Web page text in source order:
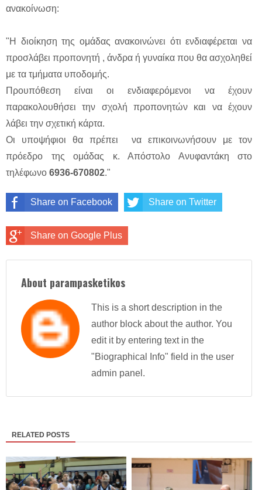
ανακοίνωση:
"Η διοίκηση της ομάδας ανακοινώνει ότι ενδιαφέρεται να
προσλάβει προπονητή , άνδρα ή γυναίκα που θα ασχοληθεί
με τα τμήματα υποδομής.
Προυπόθεση είναι οι ενδιαφερόμενοι να έχουν
παρακολουθήσει την σχολή προπονητών και να έχουν
λάβει την σχετική κάρτα.
Οι υποψήφιοι θα πρέπει να επικοινωνήσουν με τον
πρόεδρο της ομάδας κ. Απόστολο Ανυφαντάκη στο
τηλέφωνο 6936-670802."
Share on Facebook Share on Twitter
Share on Google Plus
About parampasketikos
This is a short description in the
author block about the author. You
edit it by entering text in the
"Biographical Info" field in the user
admin panel.
RELATED POSTS